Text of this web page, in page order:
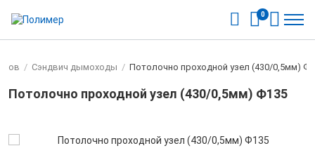
0
/ Cэндвич дымоходы / Потолочно проходной узел (430/0,5мм)
Потолочно проходной узел (430/0,5мм) Ф135